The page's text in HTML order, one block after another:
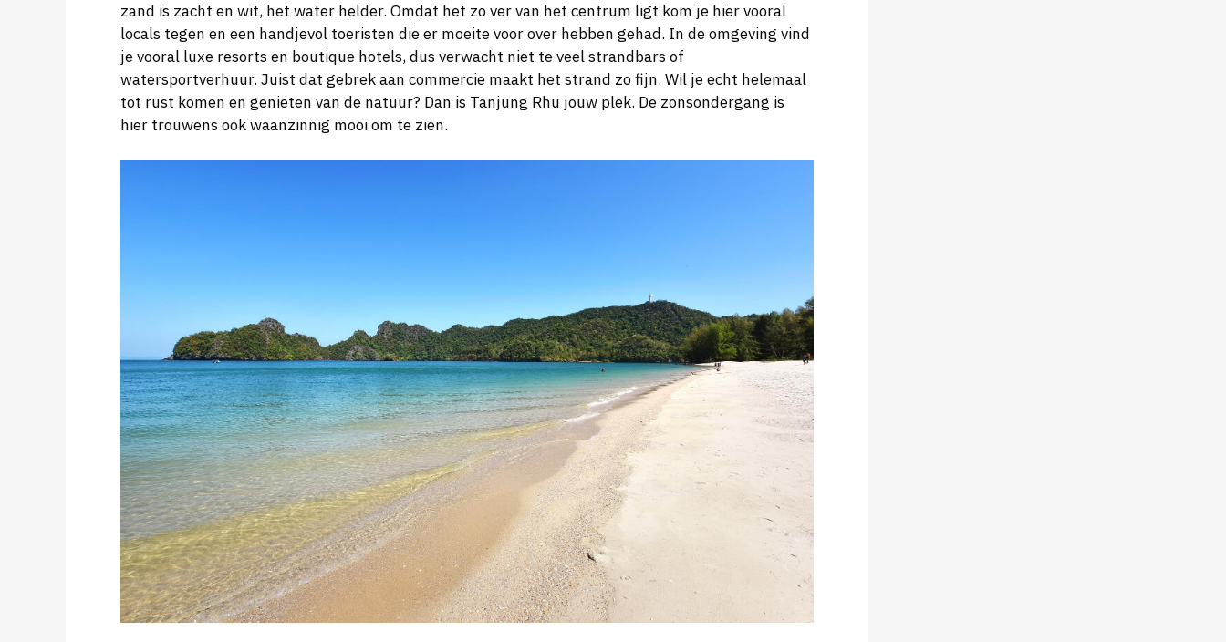
zand is zacht en wit, het water helder. Omdat het zo ver van het centrum ligt kom je hier vooral
locals tegen en een handjevol toeristen die er moeite voor over hebben gehad. In de omgeving vind
je vooral luxe resorts en boutique hotels, dus verwacht niet te veel strandbars of
watersportverhuur. Juist dat gebrek aan commercie maakt het strand zo fijn. Wil je echt helemaal
tot rust komen en genieten van de natuur? Dan is Tanjung Rhu jouw plek. De zonsondergang is
hier trouwens ook waanzinnig mooi om te zien.